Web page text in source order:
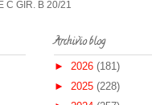
C GIR. B 20/21
Archivio blog
► 2026 (181)
► 2025 (228)